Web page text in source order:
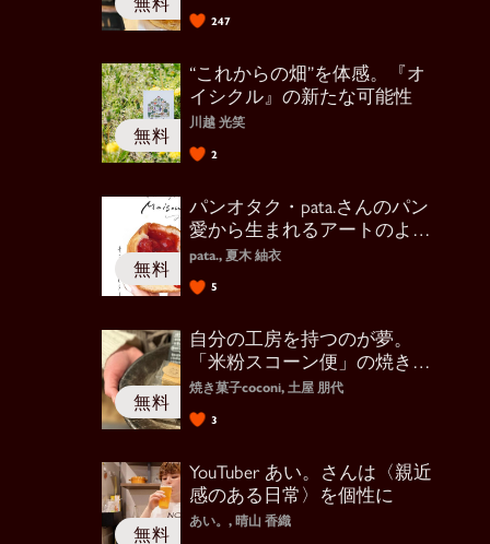
247
“これからの畑”を体感。『オ
イシクル』の新たな可能性
川越 光笑
2
パンオタク・pata.さんのパン
愛から生まれるアートのよう
な投稿
pata., 夏木 紬衣
5
自分の工房を持つのが夢。
「米粉スコーン便」の焼き菓
子coconiさん
焼き菓子coconi, 土屋 朋代
3
YouTuber あい。さんは〈親近
感のある日常〉を個性に
あい。, 晴山 香織